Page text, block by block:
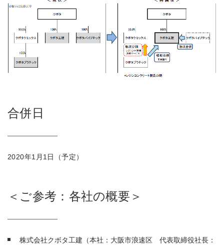
合併日
2020年1月1日（予定）
＜ご参考：各社の概要＞
株式会社クボタ工建（本社：大阪市浪速区 代表取締役社長：